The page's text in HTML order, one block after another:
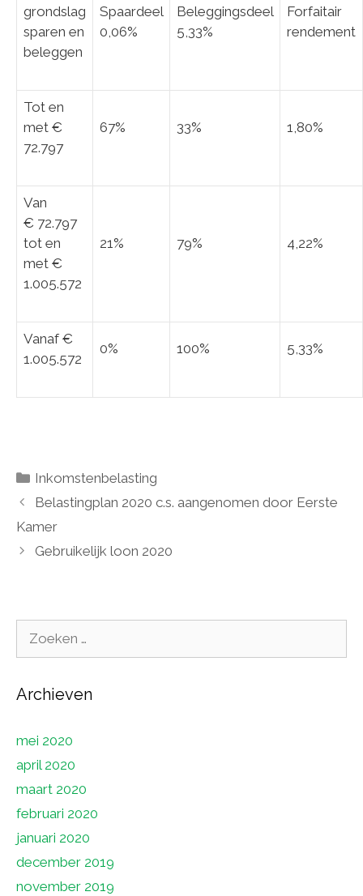
grondslag
sparen en
beleggen
Spaardeel
0,06%
Beleggingsdeel
5,33%
Forfaitair
rendement
Tot en
met €
72.797
67% 33% 1,80%
Van
€ 72.797
tot en
met €
1.005.572
21% 79% 4,22%
Vanaf €
1.005.572
0% 100% 5,33%
Categorieën
Inkomstenbelasting
Belastingplan 2020 c.s. aangenomen door Eerste
Kamer
Gebruikelijk loon 2020
Archieven
mei 2020
april 2020
maart 2020
februari 2020
januari 2020
december 2019
november 2019